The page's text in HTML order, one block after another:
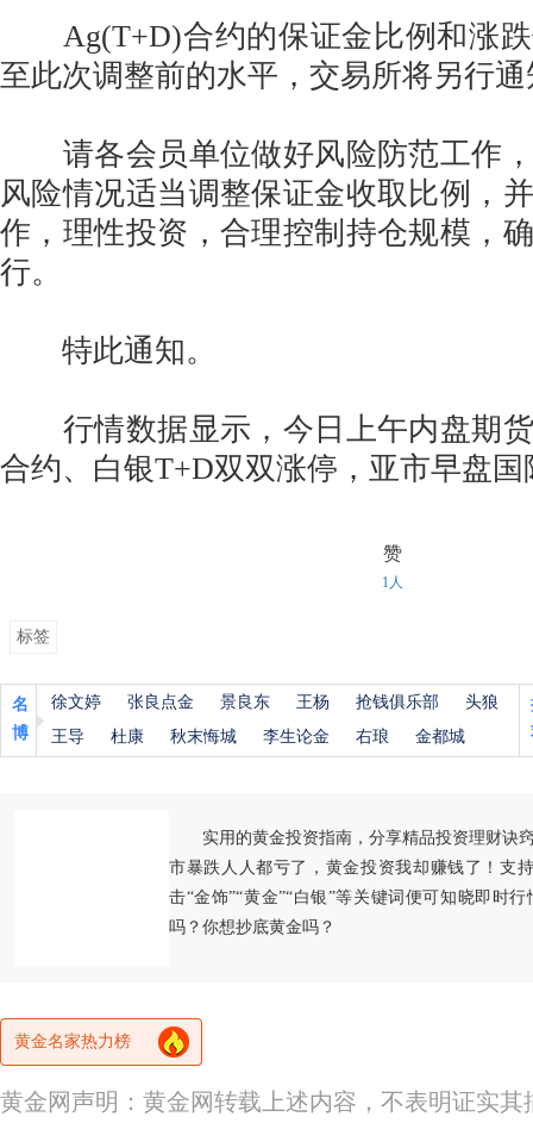
Ag(T+D)合约的保证金比例和涨跌
至此次调整前的水平，交易所将另行
请各会员单位做好风险防范工作，
风险情况适当调整保证金收取比例，
作，理性投资，合理控制持仓规模，
行。
特此通知。
行情数据显示，今日上午内盘期货
合约、白银T+D双双涨停，亚市早盘
赞
1人
标签
名
博
徐文婷 张良点金 景良东 王杨 抢钱俱乐部
头狼
王导
杜康 秋末悔城 李生论金 右琅 金都城
实用的黄金投资指南，分享精品投资理财诀
市暴跌人人都亏了，黄金投资我却赚钱了！支
击“金饰”“黄金”“白银”等关键词便可知晓即时
吗？你想抄底黄金吗？
黄金名家热力榜
黄金网声明：黄金网转载上述内容，不表明证实